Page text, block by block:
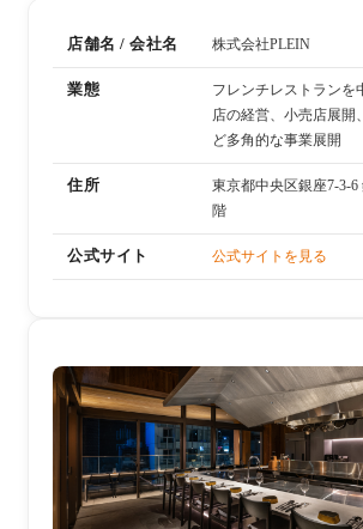
店舗名 / 会社名 株式会社PLEIN
業態
フレンチレストランを
店の経営、小売店展開
ど多角的な事業展開
住所
東京都中央区銀座7-3-
階
公式サイト 公式サイトを見る